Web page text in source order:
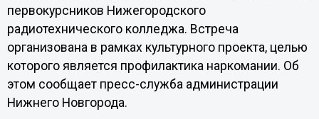
первокурсников Нижегородского
радиотехнического колледжа. Встреча
организована в рамках культурного проекта, целью
которого является профилактика наркомании. Об
этом сообщает пресс-служба администрации
Нижнего Новгорода.